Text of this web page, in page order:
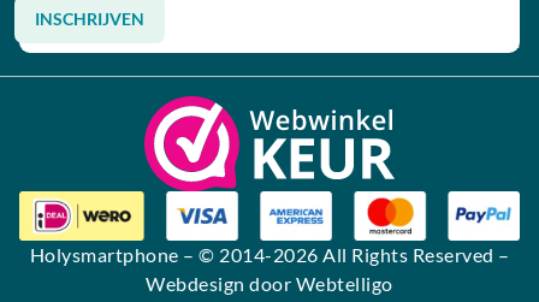
INSCHRIJVEN
Alternative:
Holysmartphone – © 2014-2026 All Rights Reserved –
Webdesign door Webtelligo